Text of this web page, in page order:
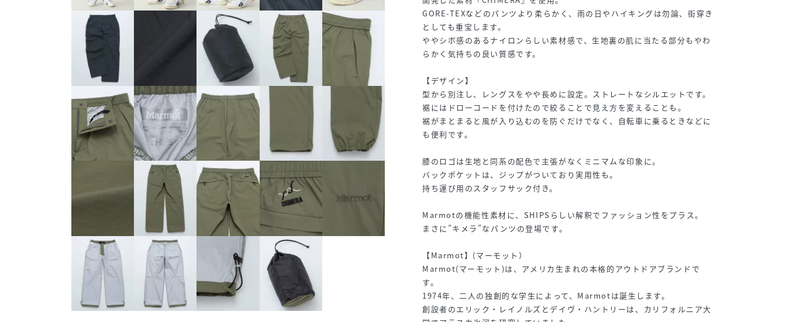
GORE-TEXなどのパンツより柔らかく、雨の日やハイキングは勿論、街穿き
としても重宝します。
ややシボ感のあるナイロンらしい素材感で、生地裏の肌に当たる部分もやわ
らかく気持ちの良い質感です。
【デザイン】
型から別注し、レングスをやや長めに設定。ストレートなシルエットです。
裾にはドローコードを付けたので絞ることで見え方を変えることも。
裾がまとまると風が入り込むのを防ぐだけでなく、自転車に乗るときなどに
も便利です。
膝のロゴは生地と同系の配色で主張がなくミニマムな印象に。
バックポケットは、ジップがついており実用性も。
持ち運び用のスタッフサック付き。
Marmotの機能性素材に、SHIPSらしい解釈でファッション性をプラス。
まさに”キメラ”なパンツの登場です。
【Marmot】(マーモット）
Marmot(マーモット)は、アメリカ生まれの本格的アウトドアブランドで
す。
1974年、二人の独創的な学生によって、Marmotは誕生します。
創設者のエリック・レイノルズとデイヴ・ハントリーは、カリフォルニア大